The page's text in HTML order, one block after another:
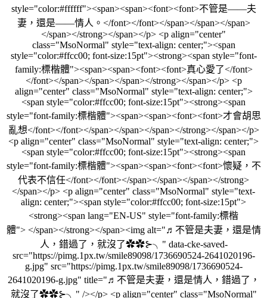
style="color:#ffffff"><span><span><font><font>不管是——夫
妻，還是——情人。</font></font></span></span></span>
</span></strong></span></p> <p align="center"
class="MsoNormal" style="text-align: center;"><span
style="color:#ffcc00; font-size:15pt"><strong><span style="font-
family:標楷體"><span><span><font><font>真心愛了</font>
</font></span></span></span></strong></span></p> <p
align="center" class="MsoNormal" style="text-align: center;">
<span style="color:#ffcc00; font-size:15pt"><strong><span
style="font-family:標楷體"><span><span><font><font>才會胡思
亂想</font></font></span></span></span></strong></span></p>
<p align="center" class="MsoNormal" style="text-align: center;">
<span style="color:#ffcc00; font-size:15pt"><strong><span
style="font-family:標楷體"><span><span><font><font>懷疑，不
代表不信任</font></font></span></span></span></strong>
</span></p> <p align="center" class="MsoNormal" style="text-
align: center;"><span style="color:#ffcc00; font-size:15pt">
<strong><span lang="EN-US" style="font-family:標楷
體"> </span></strong></span><img alt="♬不管是夫妻，還是情
人，錯過了，就沒了✿✿⊱╮" data-cke-saved-
src="https://pimg.1px.tw/smile89098/1736690524-2641020196-
g.jpg" src="https://pimg.1px.tw/smile89098/1736690524-
2641020196-g.jpg" title="♬不管是夫妻，還是情人，錯過了，
就沒了✿✿⊱╮" /></p> <p align="center" class="MsoNormal"